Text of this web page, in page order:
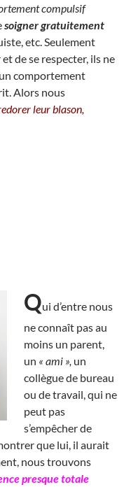
compulsif
soigner gratuitement
etc. Seulement
et de se respecter, ils ne
comportement
Alors nous
leur blason,
Qui d’entre nous
ne connaît pas au
moins un parent,
un « ami », un
collègue de bureau
ou de travail, qui ne
peut pas
s’empêcher de
que lui, il aurait
nous trouvons
presque totale